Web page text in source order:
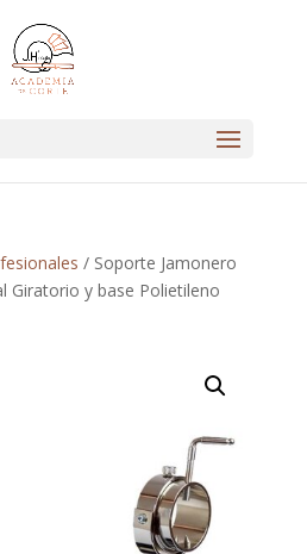
/ Soporte Jamonero
Giratorio y base Polietileno